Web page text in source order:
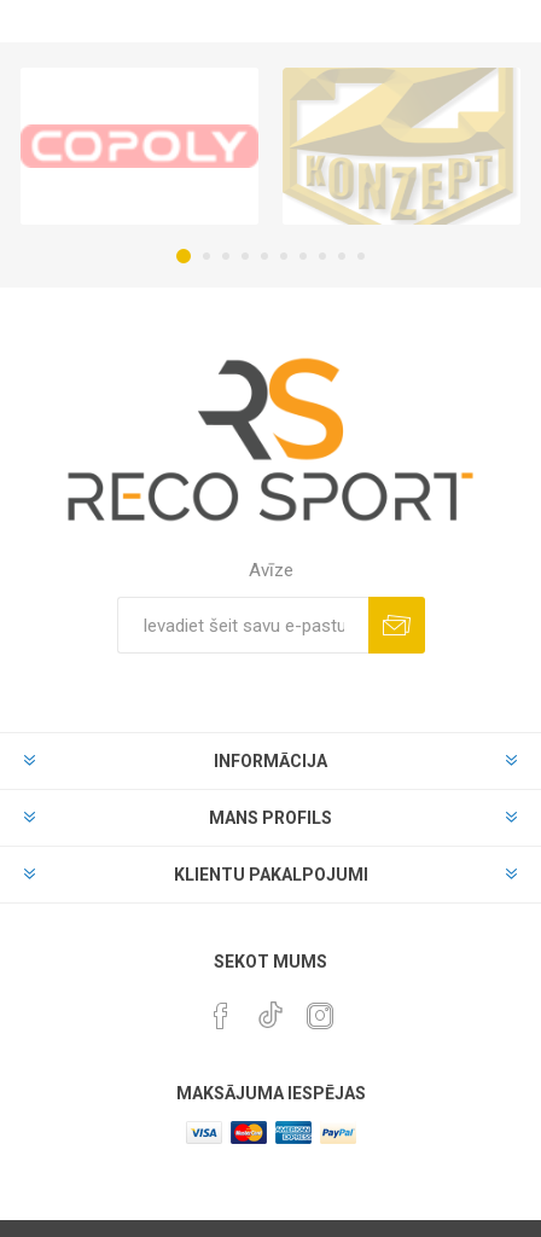
Avīze
INFORMĀCIJA
MANS PROFILS
KLIENTU PAKALPOJUMI
SEKOT MUMS
MAKSĀJUMA IESPĒJAS